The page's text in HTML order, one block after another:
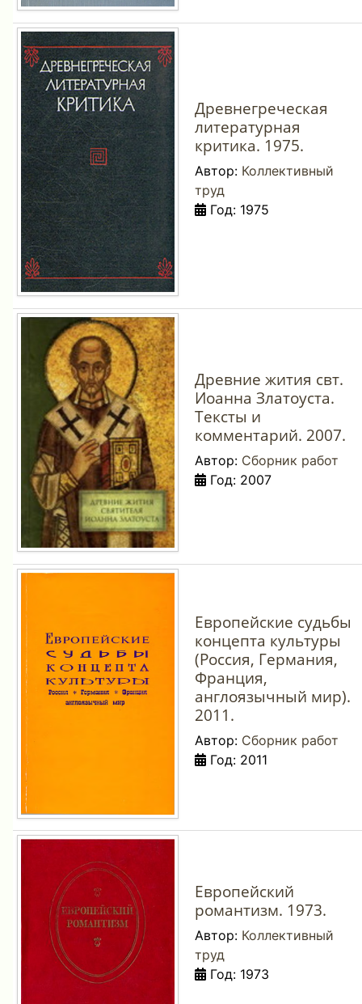
Древнегреческая
литературная
критика. 1975.
Автор: Коллективный
труд
Год: 1975
Древние жития свт.
Иоанна Златоуста.
Тексты и
комментарий. 2007.
Автор: Сборник работ
Год: 2007
Европейские судьбы
концепта культуры
(Россия, Германия,
Франция,
англоязычный мир).
2011.
Автор: Сборник работ
Год: 2011
Европейский
романтизм. 1973.
Автор: Коллективный
труд
Год: 1973